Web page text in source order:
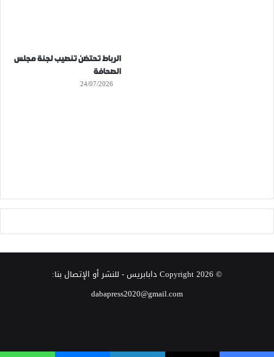
الرباط تحتضن تنصيب لجنة مجلس
الصحافة
24/07/2026
© Copyright 2026 دابابريس- للنشر أو الإتصال بنا:
dabapress2020@gmail.com